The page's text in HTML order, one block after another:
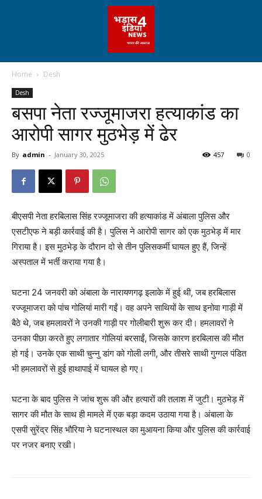
Home Desh
Desh
बसपा नेता रज्जूमाजरा हत्याकांड का
आरोपी सागर मुठभेड़ में ढेर
By admin - January 30, 2025 0
457
बीएसपी नेता हरबिलास सिंह रज्जूमाजरा की हत्याकांड में अंबाला पुलिस और
एसटीएफ ने बड़ी कार्रवाई की है। पुलिस ने आरोपी सागर को एक मुठभेड़ में मार
गिराया है। इस मुठभेड़ के दौरान दो से तीन पुलिसकर्मी घायल हुए हैं, जिन्हें
अस्पताल में भर्ती कराया गया है।
घटना 24 जनवरी को अंबाला के नारायणगढ़ इलाके में हुई थी, जब हरबिलास
रज्जूमाजरा को पांच गोलियां मारी गईं। वह अपने साथियों के साथ इनोवा गाड़ी में
बैठे थे, जब हमलावरों ने उनकी गाड़ी पर गोलीबारी शुरू कर दी। हमलावरों ने
उनका पीछा करते हुए लगातार गोलियां बरसाईं, जिसके कारण हरबिलास की मौत
हो गई। उनके एक साथी चुन्नु डांग को गोली लगी, और तीसरे साथी गुग्गल पंडित
भी हमलावरों से हुई हाथापाई में घायल हो गए।
घटना के बाद पुलिस ने जांच शुरू की और हत्यारों की तलाश में जुटी। मुठभेड़ में
सागर की मौत के साथ ही मामले में एक बड़ा कदम उठाया गया है। अंबाला के
एसपी सुरेंद्र सिंह भौरिया ने घटनास्थल का मुआयना किया और पुलिस की कार्रवाई
पर नजर बनाए रखी।